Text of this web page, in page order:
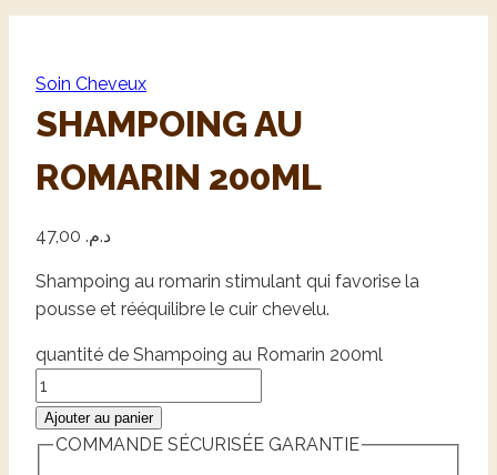
Soin Cheveux
SHAMPOING AU
ROMARIN 200ML
د.م.
Shampoing au romarin stimulant qui favorise la
pousse et rééquilibre le cuir chevelu.
quantité de Shampoing au Romarin 200ml
Ajouter au panier
COMMANDE SÉCURISÉE GARANTIE